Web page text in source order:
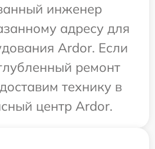
инженер
адресу для
Ardor. Если
ремонт
технику в
центр Ardor.